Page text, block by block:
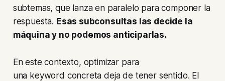
subtemas, que lanza en paralelo para componer la
respuesta. Esas subconsultas las decide la
máquina y no podemos anticiparlas.
En este contexto, optimizar para
una keyword concreta deja de tener sentido. El